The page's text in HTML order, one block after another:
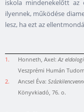
iskola mindenekelőtt az
ilyennek, működése
lesz, ha ezt az
1. Honneth, Axel:Az
Veszprémi Humán
2.
Ancsel Éva:
Könyvkiadó, 76. o.